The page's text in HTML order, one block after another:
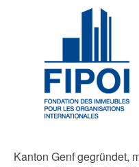
Kanton Genf gegründet,